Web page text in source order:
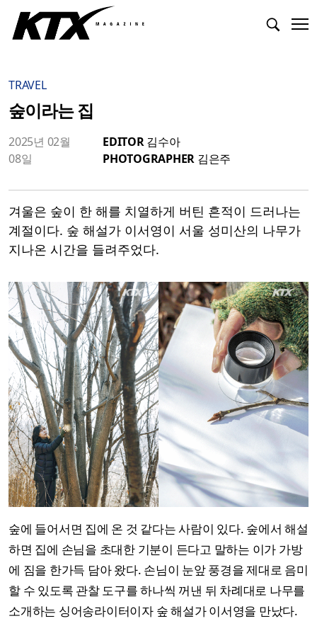
TRAVEL
숲이라는 집
2025년 02월
08일
EDITOR김수아
PHOTOGRAPHER 김은주
겨울은 숲이 한 해를 치열하게 버틴 흔적이 드러나는
계절이다. 숲 해설가 이서영이 서울 성미산의 나무가
지나온 시간을 들려주었다.
숲에 들어서면 집에 온 것 같다는 사람이 있다. 숲에서 해설
하면 집에 손님을 초대한 기분이 든다고 말하는 이가 가방
에 짐을 한가득 담아 왔다. 손님이 눈앞 풍경을 제대로 음미
할 수 있도록 관찰 도구를 하나씩 꺼낸 뒤 차례대로 나무를
소개하는 싱어송라이터이자 숲 해설가 이서영을 만났다.